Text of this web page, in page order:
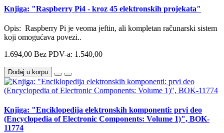
Knjiga: "Raspberry Pi4 - kroz 45 elektronskih projekata"
Opis: Raspberry Pi je veoma jeftin, ali kompletan računarski sistem
koji omogućava povezi..
1.694,00 Bez PDV-a: 1.540,00
Dodaj u korpu
Knjiga: "Enciklopedija elektronskih komponenti: prvi deo
(Encyclopedia of Electronic Components: Volume 1)", BOK-
11774